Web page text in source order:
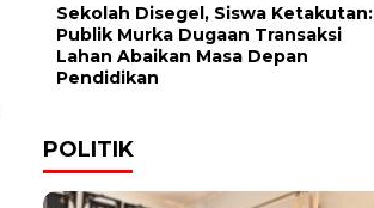
Sekolah Disegel, Siswa Ketakutan:
Publik Murka Dugaan Transaksi
Lahan Abaikan Masa Depan
Pendidikan
POLITIK